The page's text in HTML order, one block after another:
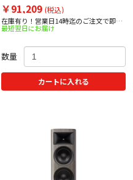
￥91,209 (税込)
在庫有り！営業日14時迄のご注文で即日
出荷！
最短翌日にお届け
数量
カートに入れる